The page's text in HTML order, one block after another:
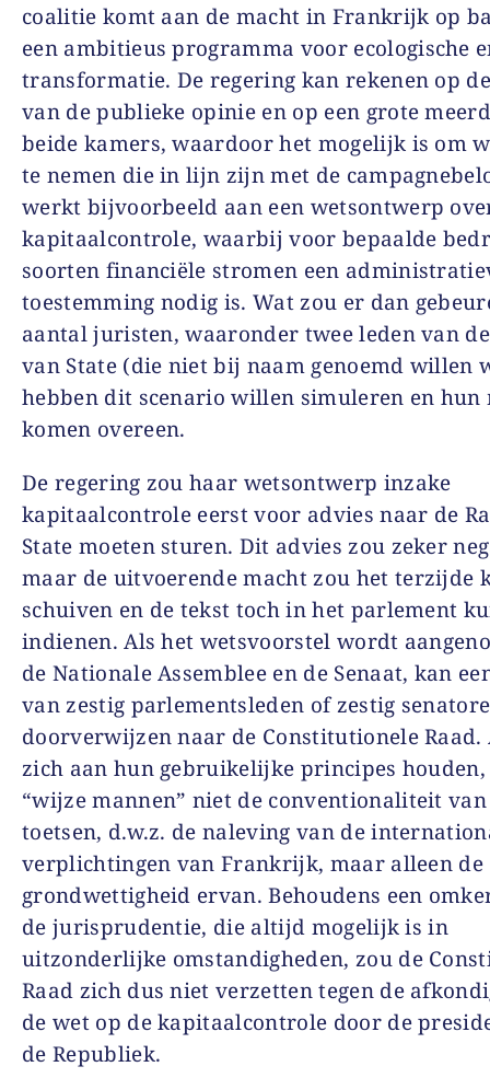
coalitie komt aan de macht in Frankrijk op
een ambitieus programma voor ecologische
transformatie. De regering kan rekenen op
van de publieke opinie en op een grote
beide kamers, waardoor het mogelijk is om
te nemen die in lijn zijn met de
werkt bijvoorbeeld aan een wetsontwerp
kapitaalcontrole, waarbij voor bepaalde
soorten financiële stromen een
toestemming nodig is. Wat zou er dan
aantal juristen, waaronder twee leden van
van State (die niet bij naam genoemd willen
hebben dit scenario willen simuleren en hun
komen overeen.
De regering zou haar wetsontwerp inzake
kapitaalcontrole eerst voor advies naar de
State moeten sturen. Dit advies zou zeker
maar de uitvoerende macht zou het terzijde
schuiven en de tekst toch in het parlement
indienen. Als het wetsvoorstel wordt
de Nationale Assemblee en de Senaat, kan
van zestig parlementsleden of zestig
doorverwijzen naar de Constitutionele Raad.
zich aan hun gebruikelijke principes
“wijze mannen” niet de conventionaliteit
toetsen, d.w.z. de naleving van de
verplichtingen van Frankrijk, maar alleen de
grondwettigheid ervan. Behoudens een
de jurisprudentie, die altijd mogelijk is in
uitzonderlijke omstandigheden, zou de
Raad zich dus niet verzetten tegen de
de wet op de kapitaalcontrole door de
de Republiek.